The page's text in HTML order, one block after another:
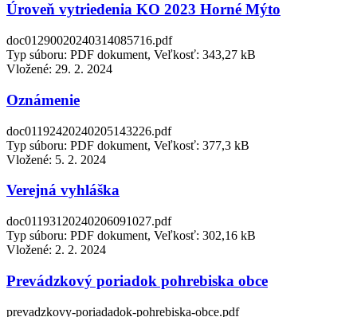
Úroveň vytriedenia KO 2023 Horné Mýto
doc01290020240314085716.pdf
Typ súboru: PDF dokument, Veľkosť: 343,27 kB
Vložené: 29. 2. 2024
Oznámenie
doc01192420240205143226.pdf
Typ súboru: PDF dokument, Veľkosť: 377,3 kB
Vložené: 5. 2. 2024
Verejná vyhláška
doc01193120240206091027.pdf
Typ súboru: PDF dokument, Veľkosť: 302,16 kB
Vložené: 2. 2. 2024
Prevádzkový poriadok pohrebiska obce
prevadzkovy-poriadadok-pohrebiska-obce.pdf